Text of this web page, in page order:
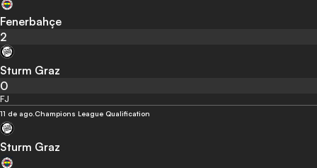
Fenerbahçe
2
Sturm Graz
0
FJ
11 de ago.Champions League Qualification
Sturm Graz